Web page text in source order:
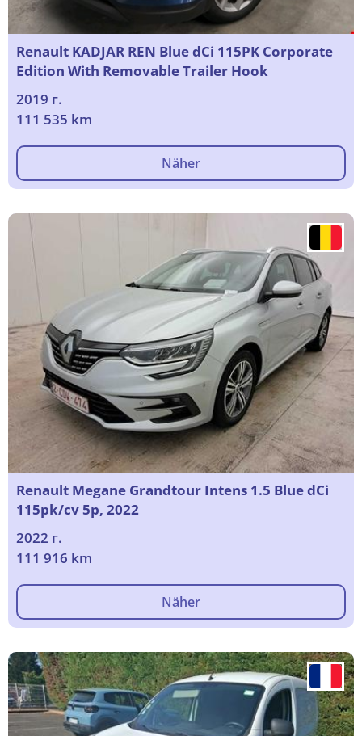
Renault KADJAR REN Blue dCi 115PK Corporate
Edition With Removable Trailer Hook
2019 г.
111 535 km
Näher
Renault Megane Grandtour Intens 1.5 Blue dCi
115pk/cv 5p, 2022
2022 г.
111 916 km
Näher